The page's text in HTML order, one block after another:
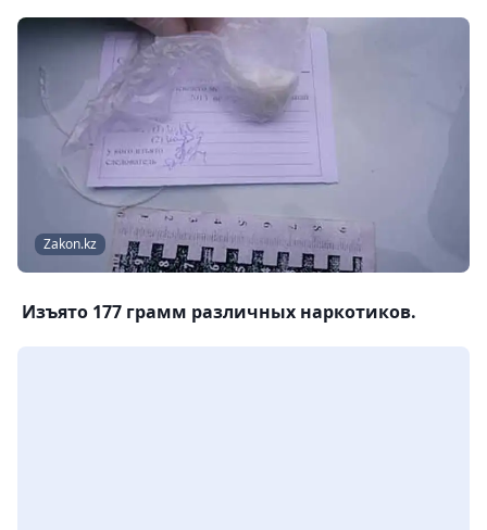
Zakon.kz
Изъято 177 грамм различных наркотиков.